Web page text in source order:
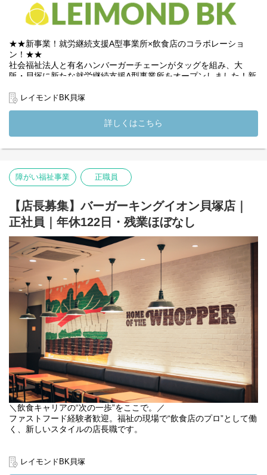
【専用ソフト導入でサービス管理責任者業務をよりスムーズに】
当事業所では、福祉専用ソフト「ノウビー（knowbe）」を導入し
ています。
個別支援計画の作成や日々の記録がシステム化されており、重複
入力の手間や計算ミスを徹底排除。
煩雑な事務作業を大幅にカットできるため、支援に比重を置くこ
とが可能です。
スマートに完結。
メリハリのある働き方で、支援と運営の両面から事業所を支えて
いただける環境です。
(変更の範囲）法人の定める業務
★★新事業！就労継続支援A型事業所×飲食店のコラボレーショ
ン！★★
社会福祉法人と有名ハンバーガーチェーンがタッグを組み、大
阪・貝塚に新たな就労継続支援A型事業所をオープンしました！新
も活躍いただける生活支援員を募集しています。
ハンバーガーショップで店舗スタッフとしてご勤務いただきなが
ら、勤務する利用者さまを支援するお仕事です◎サービス管理責
任者、店長と共に利用者さまを支える支援員としてご勤務いただ
きます。
弁天町・尼崎の既存店への見学も大歓迎です！
新しい施設で、新しい形の支援はじめませんか？
(変更の範囲）法人の定める業務
レイモンドBK貝塚
詳しくはこちら
障がい福祉事業 正職員
【店長募集】バーガーキングイオン貝塚店｜
正社員｜年休122日・残業ほぼなし
＼飲食キャリアの“次の一歩”をここで。／
ファストフード経験者歓迎。福祉の現場で“飲食店のプロ”として働
く、新しいスタイルの店長職です。
事」をしませんか？私たちは、就労継続支援A型事業を行う社会福
祉法人です。一般的な飲食店とは異なり、店舗自体が“就労支援の
レイモンドBK貝塚